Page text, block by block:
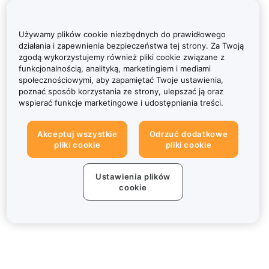
Używamy plików cookie niezbędnych do prawidłowego
działania i zapewnienia bezpieczeństwa tej strony. Za Twoją
zgodą wykorzystujemy również pliki cookie związane z
funkcjonalnością, analityką, marketingiem i mediami
społecznościowymi, aby zapamiętać Twoje ustawienia,
poznać sposób korzystania ze strony, ulepszać ją oraz
wspierać funkcje marketingowe i udostępniania treści.
Akceptuj wszystkie
pliki cookie
Odrzuć dodatkowe
pliki cookie
Ustawienia plików
cookie